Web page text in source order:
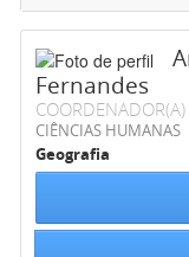
Fernandes
COORDENADOR(A)
CIÊNCIAS HUMANAS
Geografia